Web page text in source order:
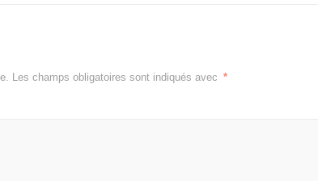
Les champs obligatoires sont indiqués avec *